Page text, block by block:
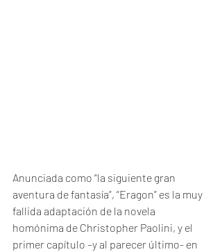
Anunciada como “la siguiente gran
aventura de fantasía”, “Eragon” es la muy
fallida adaptación de la novela
homónima de Christopher Paolini, y el
primer capítulo –y al parecer último- en